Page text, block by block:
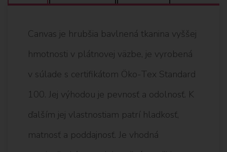
Canvas je hrubšia bavlnená tkanina vyššej
hmotnosti v plátnovej väzbe, je vyrobená
v súlade s certifikátom Öko-Tex Standard
100. Jej výhodou je pevnosť a odolnosť. K
ďalším jej vlastnostiam patrí hladkosť,
matnosť a poddajnosť. Je vhodná